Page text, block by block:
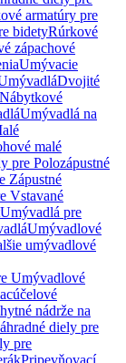
armatúry pre
bidetyRúrkové
zápachové
Umývacie
Dvojité
Nábytkové
Umývadlá na
malé
pre Polozápustné
Zápustné
Vstavané
Umývadlá pre
Umývadlové
umývadlové
Umývadlové
nádrže na
diely pre
pre
Pripevňovací